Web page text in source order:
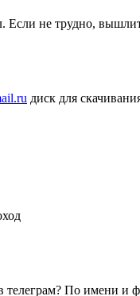
Если не трудно,
диск для
телеграм? По имени